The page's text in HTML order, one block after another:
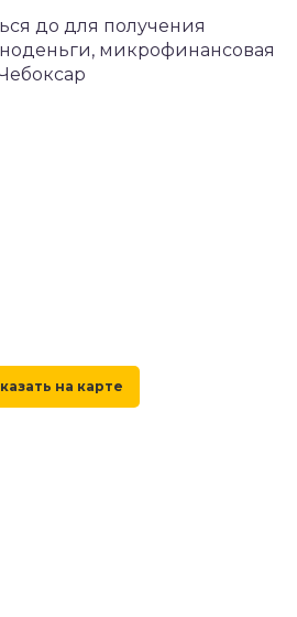
до для получения
микрофинансовая